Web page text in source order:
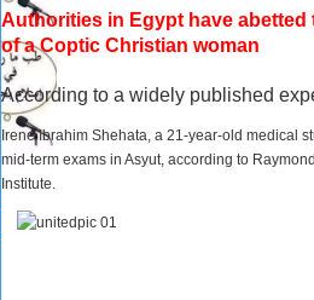
Authorities in Egypt have
of a Coptic Christian woman
According to a widely published
Irene Ibrahim Shehata, a 21-year-old medical
mid-term exams in Asyut, according to
Institute.